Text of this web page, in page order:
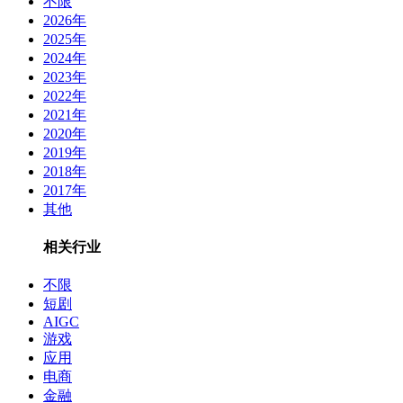
2026年
2025年
2024年
2023年
2022年
2021年
2020年
2019年
2018年
2017年
其他
相关行业
不限
短剧
AIGC
游戏
应用
电商
金融